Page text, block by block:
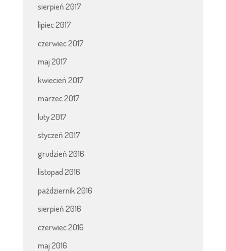
sierpień 2017
lipiec 2017
czerwiec 2017
maj 2017
kwiecień 2017
marzec 2017
luty 2017
styczeń 2017
grudzień 2016
listopad 2016
październik 2016
sierpień 2016
czerwiec 2016
maj 2016